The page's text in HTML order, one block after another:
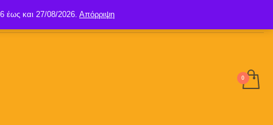
SIGN UP LOGIN
έως και 27/08/2026. Απόρριψη